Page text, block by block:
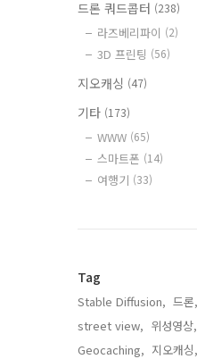
드론 쿼드콥터 (238)
라즈베리파이 (2)
3D 프린팅 (56)
지오캐싱 (47)
기타 (173)
WWW (65)
스마트폰 (14)
여행기 (33)
Tag
Stable Diffusion, 드론,
street view, 위성영상,
Geocaching, 지오캐싱,